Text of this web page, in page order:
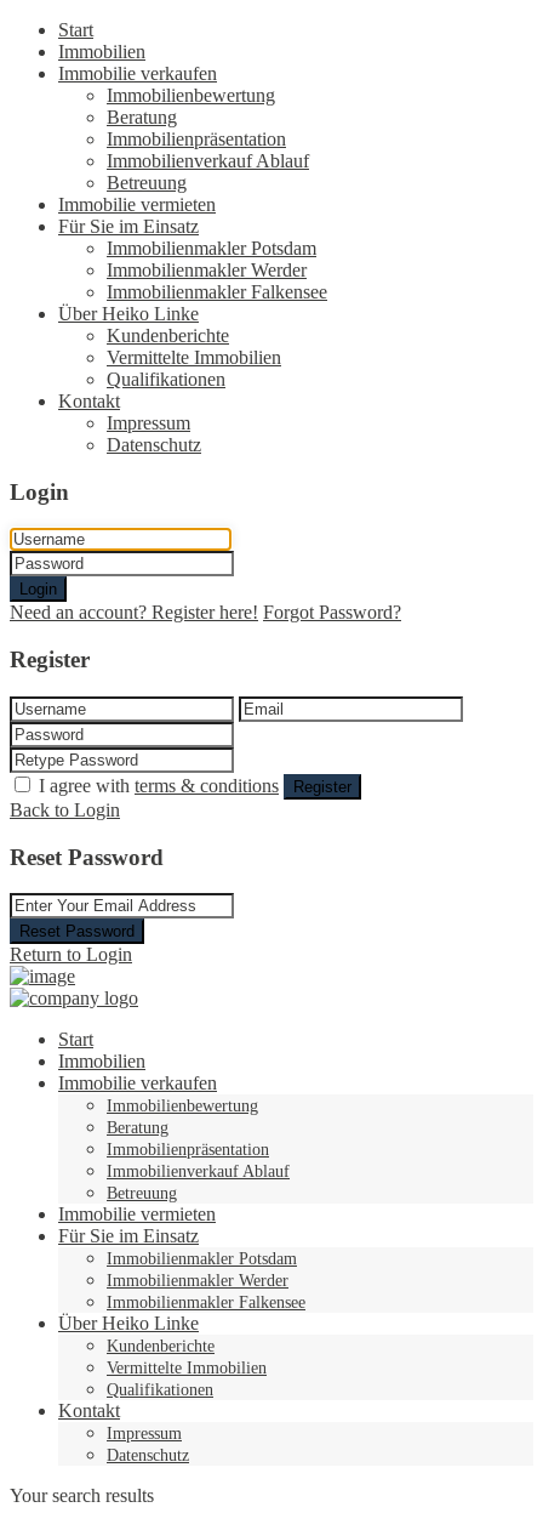
Start
Immobilien
Immobilie verkaufen
Immobilienbewertung
Beratung
Immobilienpräsentation
Immobilienverkauf Ablauf
Betreuung
Immobilie vermieten
Für Sie im Einsatz
Immobilienmakler Potsdam
Immobilienmakler Werder
Immobilienmakler Falkensee
Über Heiko Linke
Kundenberichte
Vermittelte Immobilien
Qualifikationen
Kontakt
Impressum
Datenschutz
Login
Login
Need an account? Register here! Forgot Password?
Register
I agree with terms & conditions Register
Back to Login
Reset Password
Reset Password
Return to Login
Start
Immobilien
Immobilie verkaufen
Immobilienbewertung
Beratung
Immobilienpräsentation
Immobilienverkauf Ablauf
Betreuung
Immobilie vermieten
Für Sie im Einsatz
Immobilienmakler Potsdam
Immobilienmakler Werder
Immobilienmakler Falkensee
Über Heiko Linke
Kundenberichte
Vermittelte Immobilien
Qualifikationen
Kontakt
Impressum
Datenschutz
Your search results